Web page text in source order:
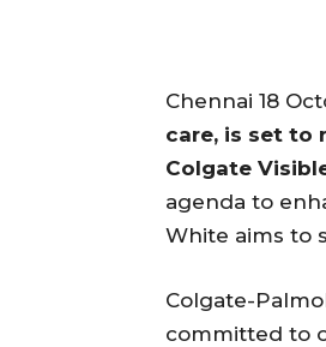
Chennai 18
care, is set to
Colgate
agenda to
White aims to
Colgate-
committed to